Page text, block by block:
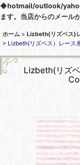
◆hotmail/outlook/
ます。当店からのメール
ホーム > Lizbeth(リズベス)
> Lizbeth(リズベス）レー
Lizbeth(リズ